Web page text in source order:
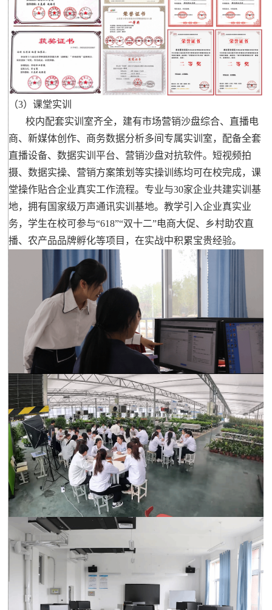
（3）课堂实训
校内配套实训室齐全，建有市场营销沙盘综合、直播电
商、新媒体创作、商务数据分析多间专属实训室，配备全套
直播设备、数据实训平台、营销沙盘对抗软件。短视频拍
摄、数据实操、营销方案策划等实操训练均可在校完成，课
堂操作贴合企业真实工作流程。专业与30家企业共建实训基
地，拥有国家级万声通讯实训基地。教学引入企业真实业
务，学生在校可参与“618”“双十二”电商大促、乡村助农直
播、农产品品牌孵化等项目，在实战中积累宝贵经验。